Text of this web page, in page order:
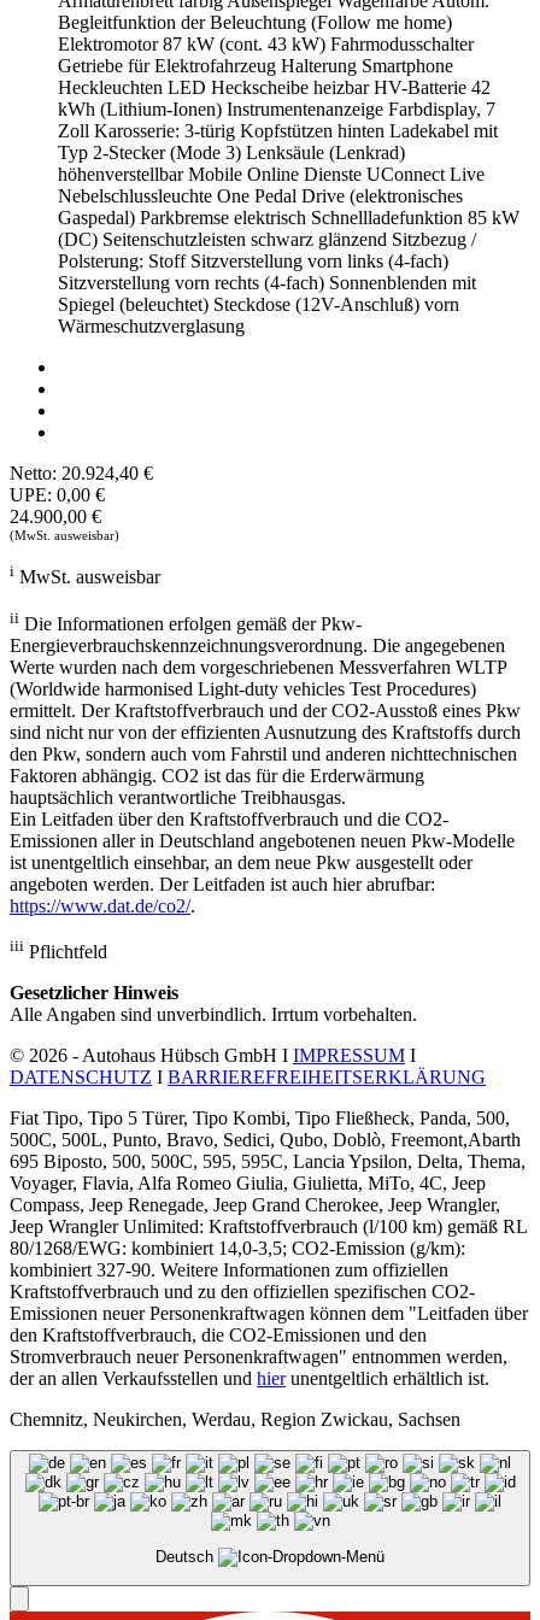
Begleitfunktion der Beleuchtung (Follow me home)
Elektromotor 87 kW (cont. 43 kW) Fahrmodusschalter
Getriebe für Elektrofahrzeug Halterung Smartphone
Heckleuchten LED Heckscheibe heizbarHV-Batterie 42
kWh (Lithium-Ionen) Instrumentenanzeige Farbdisplay, 7
Zoll Karosserie: 3-türig Kopfstützen hinten Ladekabel mit
Typ 2-Stecker (Mode 3) Lenksäule (Lenkrad)
höhenverstellbarMobile Online Dienste UConnect Live
Nebelschlussleuchte One Pedal Drive (elektronisches
Gaspedal) Parkbremse elektrisch Schnellladefunktion 85 kW
(DC) Seitenschutzleisten schwarz glänzend Sitzbezug /
Polsterung: Stoff Sitzverstellung vorn links (4-fach)
Sitzverstellung vorn rechts (4-fach) Sonnenblenden mit
Spiegel (beleuchtet) Steckdose (12V-Anschluß) vorn
Wärmeschutzverglasung
Netto: 20.924,40 €
UPE: 0,00 €
24.900,00 €
(MwSt. ausweisbar)
i MwSt. ausweisbar
ii Die Informationen erfolgen gemäß der Pkw-
Energieverbrauchskennzeichnungsverordnung. Die angegebenen
Werte wurden nach dem vorgeschriebenen Messverfahren WLTP
(Worldwide harmonised Light-duty vehicles Test Procedures)
ermittelt. Der Kraftstoffverbrauch und der CO2-Ausstoß eines Pkw
sind nicht nur von der effizienten Ausnutzung des Kraftstoffs durch
den Pkw, sondern auch vom Fahrstil und anderen nichttechnischen
Faktoren abhängig. CO2 ist das für die Erderwärmung
hauptsächlich verantwortliche Treibhausgas.
Ein Leitfaden über den Kraftstoffverbrauch und die CO2-
Emissionen aller in Deutschland angebotenen neuen Pkw-Modelle
ist unentgeltlich einsehbar, an dem neue Pkw ausgestellt oder
angeboten werden. Der Leitfaden ist auch hier abrufbar:
https://www.dat.de/co2/.
iii Pflichtfeld
Gesetzlicher Hinweis
Alle Angaben sind unverbindlich. Irrtum vorbehalten.
© 2026 - Autohaus Hübsch GmbH I IMPRESSUM I
DATENSCHUTZ I BARRIEREFREIHEITSERKLÄRUNG
Fiat Tipo, Tipo 5 Türer, Tipo Kombi, Tipo Fließheck, Panda, 500,
500C, 500L, Punto, Bravo, Sedici, Qubo, Doblò, Freemont,Abarth
695 Biposto, 500, 500C, 595, 595C, Lancia Ypsilon, Delta, Thema,
Voyager, Flavia, Alfa Romeo Giulia, Giulietta, MiTo, 4C, Jeep
Compass, Jeep Renegade, Jeep Grand Cherokee, Jeep Wrangler,
Jeep Wrangler Unlimited: Kraftstoffverbrauch (l/100 km) gemäß RL
80/1268/EWG: kombiniert 14,0-3,5; CO2-Emission (g/km):
kombiniert 327-90. Weitere Informationen zum offiziellen
Kraftstoffverbrauch und zu den offiziellen spezifischen CO2-
Emissionen neuer Personenkraftwagen können dem "Leitfaden über
den Kraftstoffverbrauch, die CO2-Emissionen und den
Stromverbrauch neuer Personenkraftwagen" entnommen werden,
der an allen Verkaufsstellen und hierunentgeltlich erhältlich ist.
Chemnitz, Neukirchen, Werdau, Region Zwickau, Sachsen
Deutsch